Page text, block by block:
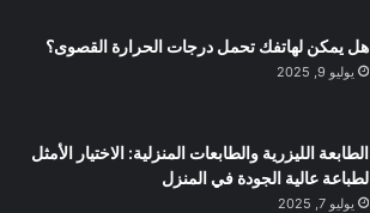
هل يمكن لهاتفك تحمل درجات الحرارة القصوى؟
يوليو 9, 2025
الطابعة الليزرية والطابعات المنزلية: الاختيار الأمثل
لطباعة عالية الجودة في المنزل
يوليو 7, 2025